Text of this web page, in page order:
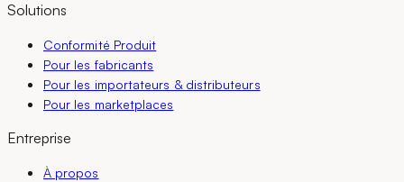
Solutions
Conformité Produit
Pour les fabricants
Pour les importateurs & distributeurs
Pour les marketplaces
Entreprise
À propos